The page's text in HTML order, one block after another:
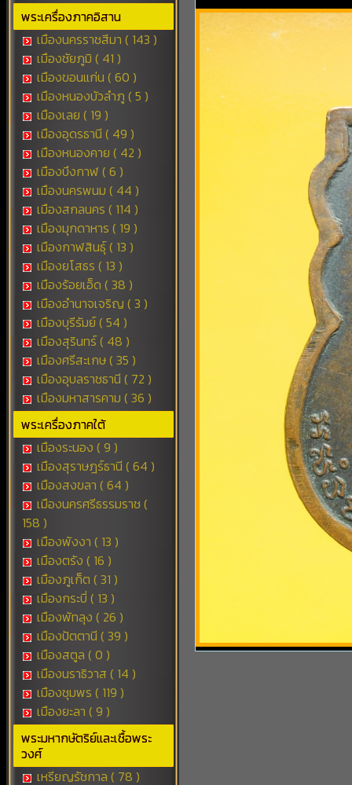
พระเครื่องภาคอิสาน
เมืองนครราชสีมา ( 143 )
เมืองชัยภูมิ ( 41 )
เมืองขอนแก่น ( 60 )
เมืองหนองบัวลำภู ( 5 )
เมืองเลย ( 19 )
เมืองอุดรธานี ( 49 )
เมืองหนองคาย ( 42 )
เมืองบึงกาฬ ( 6 )
เมืองนครพนม ( 44 )
เมืองสกลนคร ( 114 )
เมืองมุกดาหาร ( 19 )
เมืองกาฬสินธุ์ ( 13 )
เมืองยโสธร ( 13 )
เมืองร้อยเอ็ด ( 38 )
เมืองอำนาจเจริญ ( 3 )
เมืองบุรีรัมย์ ( 54 )
เมืองสุรินทร์ ( 48 )
เมืองศรีสะเกษ ( 35 )
เมืองอุบลราชธานี ( 72 )
เมืองมหาสารคาม ( 36 )
พระเครื่องภาคใต้
เมืองระนอง ( 9 )
เมืองสุราษฎร์ธานี ( 64 )
เมืองสงขลา ( 64 )
เมืองนครศรีธรรมราช (
158 )
เมืองพังงา ( 13 )
เมืองตรัง ( 16 )
เมืองภูเก็ต ( 31 )
เมืองกระบี่ ( 13 )
เมืองพัทลุง ( 26 )
เมืองปัตตานี ( 39 )
เมืองสตูล ( 0 )
เมืองนราธิวาส ( 14 )
เมืองชุมพร ( 119 )
เมืองยะลา ( 9 )
พระมหากษัตริย์และเชื้อพระ
วงศ์
เหรียญรัชกาล ( 78 )